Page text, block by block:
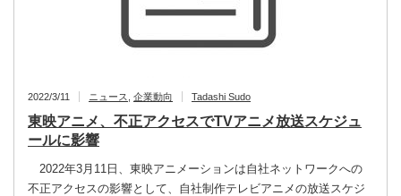
2022/3/11 ニュース 企業動向 Tadashi Sudo
東映アニメ、不正アクセスでTVアニメ放送スケジュ
ールに影響
2022年3月11日、東映アニメーションは自社ネットワークへの
不正アクセスの影響として、自社制作テレビアニメの放送スケジ